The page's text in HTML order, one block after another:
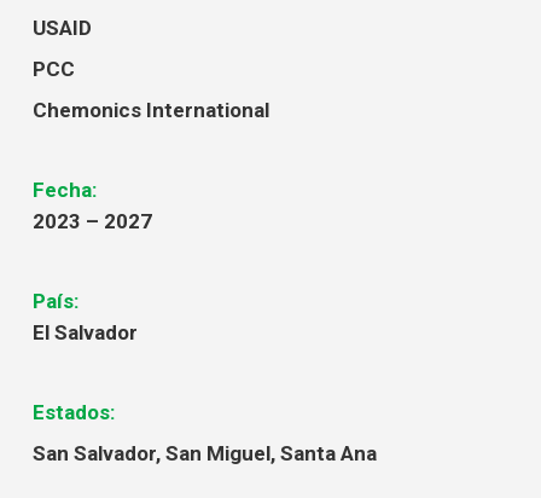
USAID
PCC
Chemonics International
Fecha:
2023 – 2027
País:
El Salvador
Estados:
San Salvador, San Miguel, Santa Ana